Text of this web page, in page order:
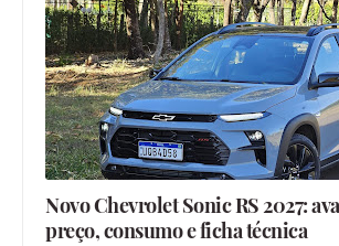
Novo Chevrolet Sonic RS 2027:
preço, consumo e ficha técnica